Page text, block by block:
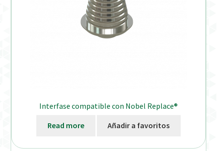
Interfase compatible con Nobel Replace®
Read more Añadir a favoritos